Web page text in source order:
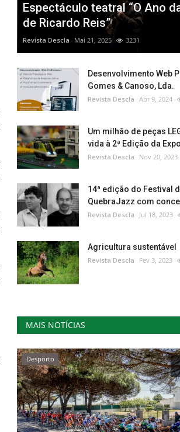
Espectáculo teatral “O Ano
de Ricardo Reis”
Revista Descla Mai 21, 2025 3231
Desenvolvimento Web
Gomes & Canoso, Lda.
Revista Descla Abr 9, 2024
Um milhão de peças
vida à 2ª Edição da
Revista Descla Nov 20, 2023
14ª edição do Festival
QuebraJazz com
Revista Descla Jul 18, 2023
Agricultura sustentável
Revista Descla Fev 3, 2023
MAIS NOTÍCIAS
Desporto